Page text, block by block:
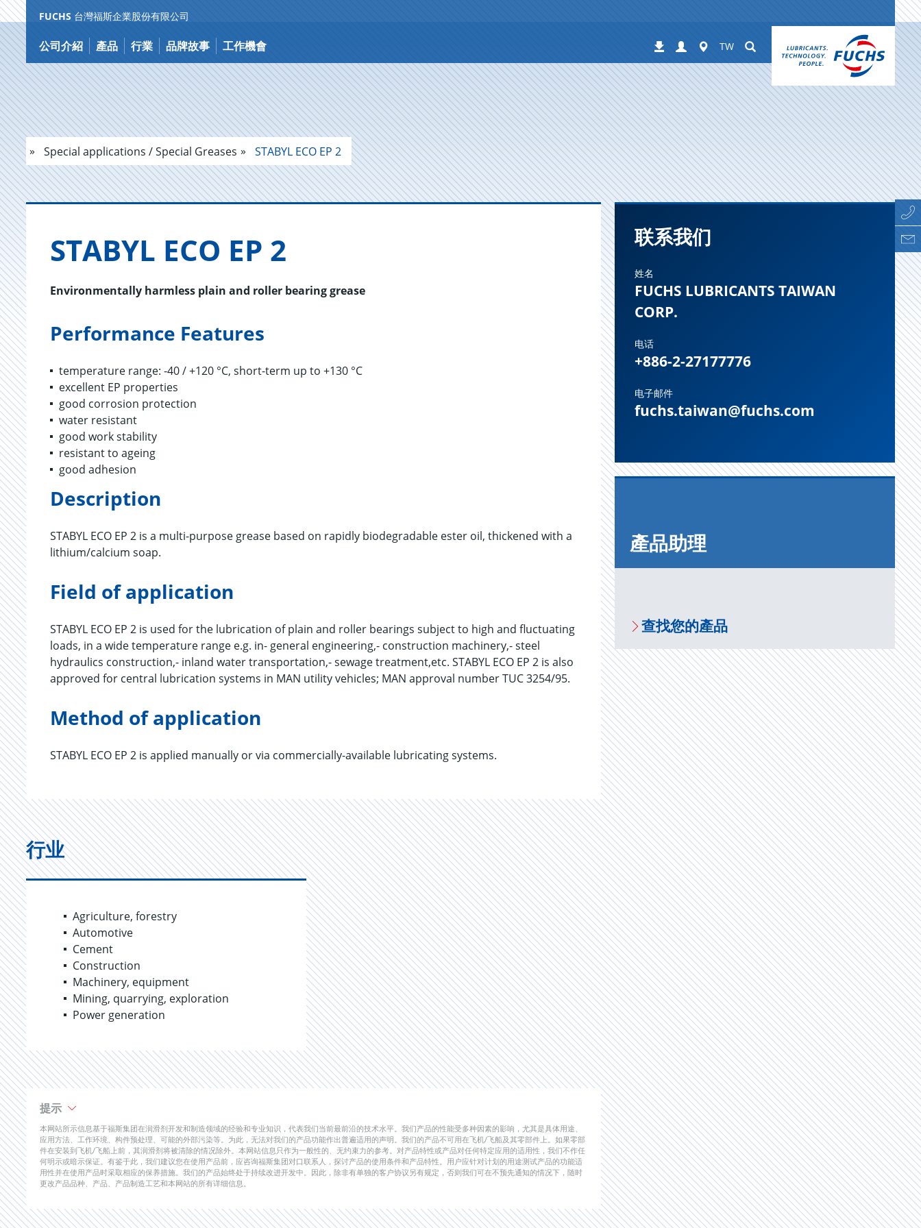
跳
到
内
容
FUCHS 台灣福斯企業股份有限公司
公司介紹 產品 行業 品牌故事 工作機會
载
Login Worldwide
TW Suchen
Special applications / Special Greases STABYL ECO EP 2
STABYL ECO EP 2
Environmentally harmless plain and roller bearing grease
Performance Features
temperature range: -40 / +120 °C, short-term up to +130 °C
excellent EP properties
good corrosion protection
water resistant
good work stability
resistant to ageing
good adhesion
Description
STABYL ECO EP 2 is a multi-purpose grease based on rapidly biodegradable ester oil, thickened with a
lithium/calcium soap.
Field of application
STABYL ECO EP 2 is used for the lubrication of plain and roller bearings subject to high and fluctuating
loads, in a wide temperature range e.g. in- general engineering,- construction machinery,- steel
hydraulics construction,- inland water transportation,- sewage treatment,etc. STABYL ECO EP 2 is also
approved for central lubrication systems in MAN utility vehicles; MAN approval number TUC 3254/95.
Method of application
STABYL ECO EP 2 is applied manually or via commercially-available lubricating systems.
行业
Agriculture, forestry
Automotive
Cement
Construction
Machinery, equipment
Mining, quarrying, exploration
Power generation
提示
本网站所示信息基于福斯集团在润滑剂开发和制造领域的经验和专业知识，代表我们当前最前沿的技术水平。我们产品的性能受多种因素的影响，尤其是具体用途、
应用方法、工作环境、构件预处理、可能的外部污染等。为此，无法对我们的产品功能作出普遍适用的声明。我们的产品不可用在飞机/飞船及其零部件上。如果零部
件在安装到飞机/飞船上前，其润滑剂将被清除的情况除外。本网站信息只作为一般性的、无约束力的参考。对产品特性或产品对任何特定应用的适用性，我们不作任
何明示或暗示保证。有鉴于此，我们建议您在使用产品前，应咨询福斯集团对口联系人，探讨产品的使用条件和产品特性。用户应针对计划的用途测试产品的功能适
用性并在使用产品时采取相应的保养措施。我们的产品始终处于持续改进开发中。因此，除非有单独的客户协议另有规定，否则我们可在不预先通知的情况下，随时
更改产品品种、产品、产品制造工艺和本网站的所有详细信息。
联系我们
姓名
FUCHS LUBRICANTS TAIWAN
CORP.
电话
+886-2-27177776
电子邮件
fuchs.taiwan@fuchs.com
產品助理
查找您的產品